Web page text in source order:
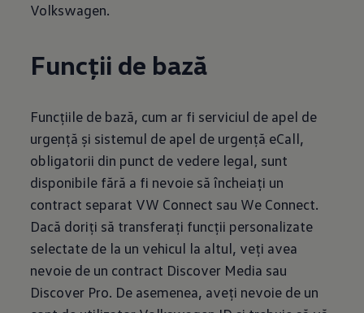
Volkswagen.
Funcții de bază
Funcțiile de bază, cum ar fi serviciul de apel de
urgență și sistemul de apel de urgență eCall,
obligatorii din punct de vedere legal, sunt
disponibile fără a fi nevoie să încheiați un
contract separat VW Connect sau We Connect.
Dacă doriți să transferați funcții personalizate
selectate de la un vehicul la altul, veți avea
nevoie de un contract Discover Media sau
Discover Pro. De asemenea, aveți nevoie de un